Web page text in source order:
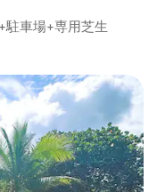
駐車場+専用芝生